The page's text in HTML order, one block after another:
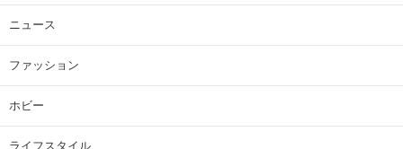
ニュース
ファッション
ホビー
ライフスタイル